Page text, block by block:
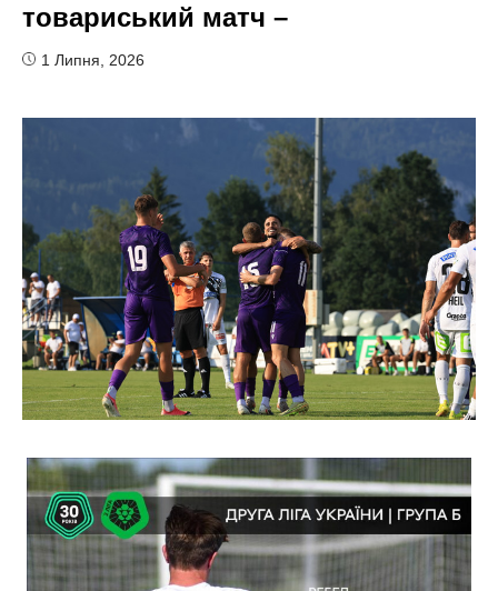
товариський матч –
1 Липня, 2026